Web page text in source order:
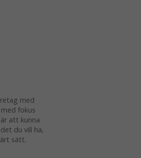
med
fokus
att kunna
du vill ha,
sätt.